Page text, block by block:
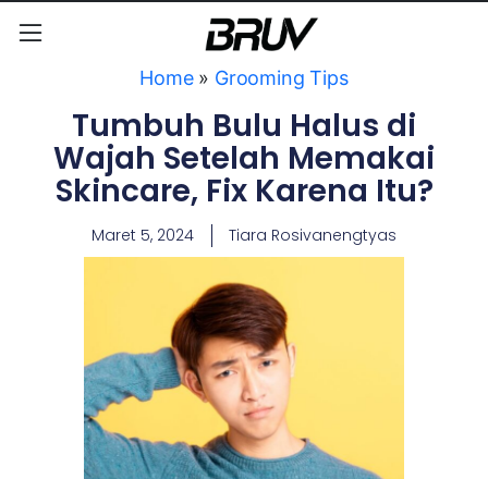
Home» Grooming Tips
Tumbuh Bulu Halus di
Wajah Setelah Memakai
Skincare, Fix Karena Itu?
Maret 5, 2024 Tiara Rosivanengtyas